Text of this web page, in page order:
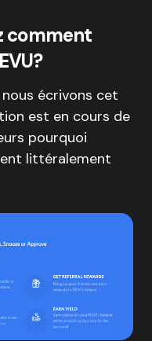
comment
nous écrivons cet
est en cours de
pourquoi
littéralement